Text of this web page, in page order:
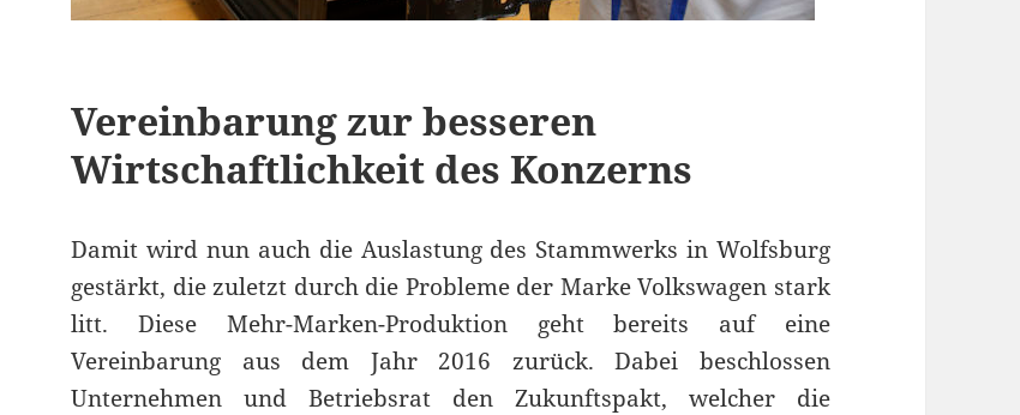
Vereinbarung zur besseren
Wirtschaftlichkeit des Konzerns
Damit wird nun auch die Auslastung des Stammwerks in Wolfsburg
gestärkt, die zuletzt durch die Probleme der Marke Volkswagen stark
litt. Diese Mehr-Marken-Produktion geht bereits auf eine
Vereinbarung aus dem Jahr 2016 zurück. Dabei beschlossen
Unternehmen und Betriebsrat den Zukunftspakt, welcher die